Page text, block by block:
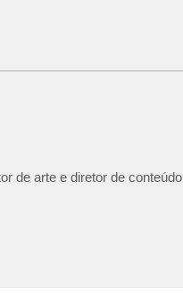
de arte e diretor de conteúdo